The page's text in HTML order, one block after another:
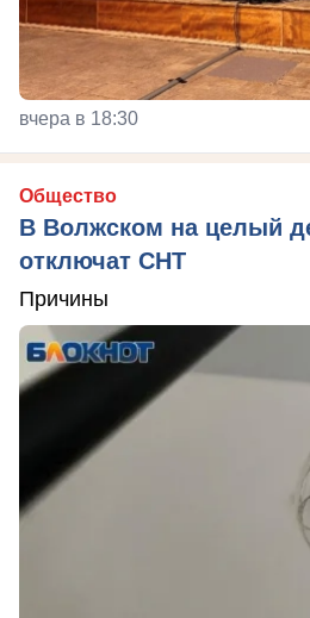
вчера в 18:30
Общество
В Волжском на целый
отключат СНТ
Причины